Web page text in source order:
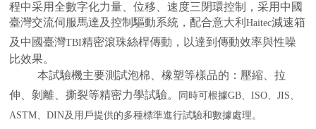
程中采用全數字化力量、位移、速度三閉環控制，采用中國
臺灣交流伺服馬達及控制驅動系統，配合意大利Haitec減速箱
及中國臺灣TBI精密滾珠絲桿傳動，以達到傳動效率與性噪
比效果。
本試驗機主要測試泡棉、橡塑等樣品的：壓縮、拉
伸、剝離、撕裂等精密力學試驗。
同時可根據GB、ISO、JIS、
ASTM、DIN及用戶提供的多種標準進行試驗和數據處理。